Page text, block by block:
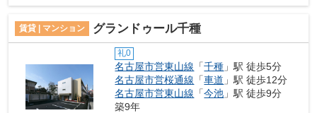
賃貸 | マンション グランドゥール千種
礼0
名古屋市営東山線 「千種 」駅 徒歩5分
名古屋市営桜通線 「車道 」駅 徒歩12分
名古屋市営東山線 「今池 」駅 徒歩9分
築9年